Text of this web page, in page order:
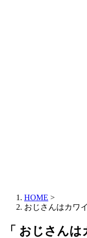
HOME >
おじさんはカワ
「 おじさん